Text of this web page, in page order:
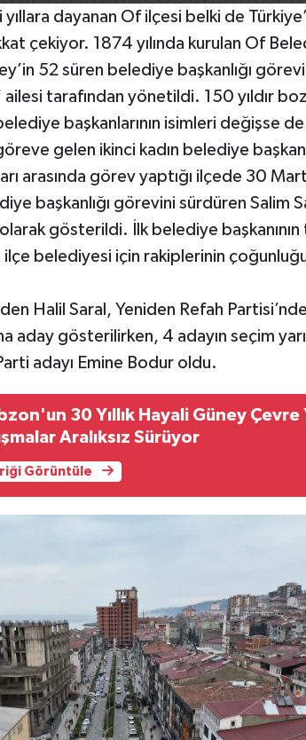
dayanan Of ilçesi belki de
çekiyor. 1874 yılında kurulan Of
52 süren belediye başkanlığı
ailesi tarafından yönetildi. 150 yıldır
başkanlarının isimleri değişse de
gelen ikinci kadın belediye
arasında görev yaptığı ilçede 30
başkanlığı görevini sürdüren Salim
gösterildi. İlk belediye
ilçe belediyesi için rakiplerinin
Halil Saral, Yeniden Refah
aday gösterilirken, 4 adayın seçim
adayı Emine Bodur oldu.
30 Yıllık Hayali Güney
Aralıksız Sürüyor
Görüntüle